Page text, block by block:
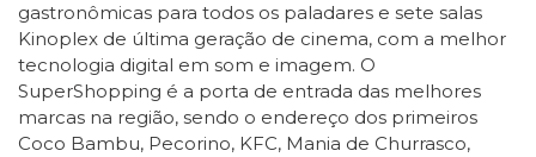
gastronômicas para todos os paladares e sete salas
Kinoplex de última geração de cinema, com a melhor
tecnologia digital em som e imagem. O
SuperShopping é a porta de entrada das melhores
marcas na região, sendo o endereço dos primeiros
Coco Bambu, Pecorino, KFC, Mania de Churrasco,